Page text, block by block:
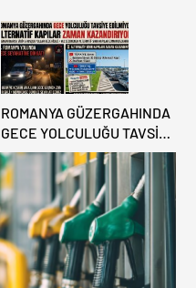
ROMANYA GÜZERGAHINDA
GECE YOLCULUĞU TAVSİYE
EDİLMİYOR: ALTERNATİF
KAPILAR ZAMAN
KAZANDIRIYOR!